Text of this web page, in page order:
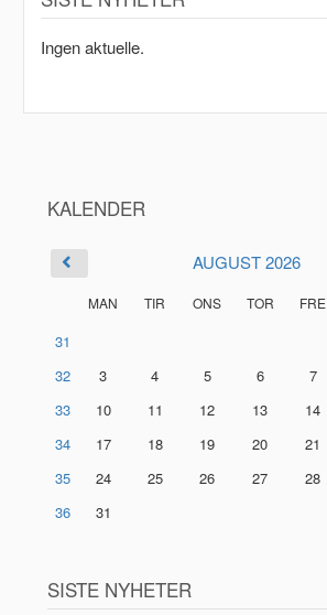
Ingen aktuelle.
KALENDER
AUGUST 2026
MAN TIR ONS TOR FRE
31
32
3 4 5 6 7
33
10 11 12 13 14
34
17 18 19 20 21
35
24 25 26 27 28
36
31
SISTE NYHETER